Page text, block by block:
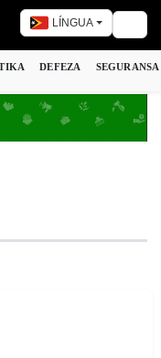
LÍNGUA
DEFEZA SEGURANSA